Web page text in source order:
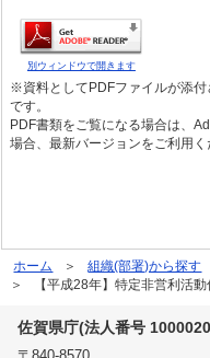
別ウィンドウで開きます
※資料としてPDFファイルが添
です。
PDF書類をご覧になる場合は、
場合、最新バージョンをご利用く
ホーム 組織(部署)から探す
【平成28年】特定非営利活
佐賀県庁(法人番号